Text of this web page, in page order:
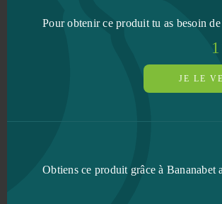
Pour obtenir ce produit tu as besoin de
JE LE
Obtiens ce produit grâce à Bananabet